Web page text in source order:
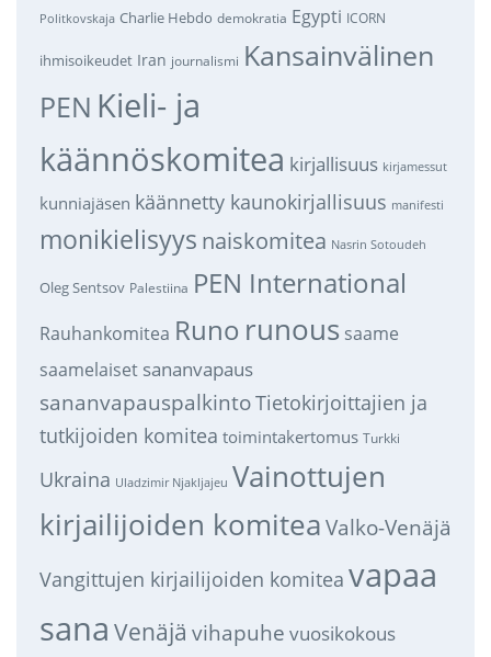
Politkovskaja Charlie Hebdo demokratia Egypti ICORN
ihmisoikeudet Iran journalismi Kansainvälinen
PEN Kieli- ja
käännöskomitea kirjallisuus kirjamessut
kunniajäsen käännetty kaunokirjallisuus manifesti
monikielisyys naiskomitea Nasrin Sotoudeh
Oleg Sentsov Palestiina PEN International
Rauhankomitea Runo runous saame
saamelaiset sananvapaus
sananvapauspalkintoTietokirjoittajien ja
tutkijoiden komitea toimintakertomus Turkki
Ukraina Uladzimir Njakljajeu Vainottujen
kirjailijoiden komitea Valko-Venäjä
Vangittujen kirjailijoiden komitea vapaa
sana Venäjä vihapuhe vuosikokous